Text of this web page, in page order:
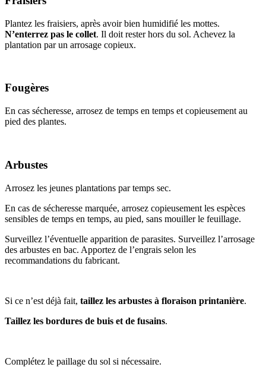
Plantez les fraisiers, après avoir bien humidifié les mottes.
N’enterrez pas le collet. Il doit rester hors du sol. Achevez la
plantation par un arrosage copieux.
Fougères
En cas sécheresse, arrosez de temps en temps et copieusement au
pied des plantes.
Arbustes
Arrosez les jeunes plantations par temps sec.
En cas de sécheresse marquée, arrosez copieusement les espèces
sensibles de temps en temps, au pied, sans mouiller le feuillage.
Surveillez l’éventuelle apparition de parasites. Surveillez l’arrosage
des arbustes en bac. Apportez de l’engrais selon les
recommandations du fabricant.
Si ce n’est déjà fait, taillez les arbustes à floraison printanière.
Taillez les bordures de buis et de fusains.
Complétez le paillage du sol si nécessaire.